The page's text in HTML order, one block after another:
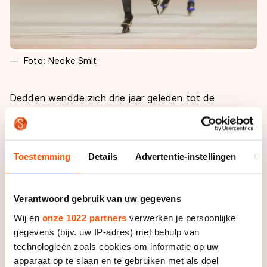
Toestemming Details Advertentie-instellingen
Verantwoord gebruik van uw gegevens
Wij en onze 1022 partners verwerken je persoonlijke
gegevens (bijv. uw IP-adres) met behulp van
technologieën zoals cookies om informatie op uw
apparaat op te slaan en te gebruiken met als doel
Foto: Neeke Smit
Dedden wendde zich drie jaar geleden tot de
zich tot dan toe geconcentreerd op de langebaan,
maar voelde de behoefte ook de langste afstanden
eens te proberen. Een stap die niet zonder succes
was. Dedden werd meteen ingelijfd door Palet
gestaag.
De climax van die ontwikkeling volgde zaterdag in
Alkmaar, waar ooit de victorie begon in de strijd tegen
de Spanjaarden, maar waar nu de jonge Dedden –